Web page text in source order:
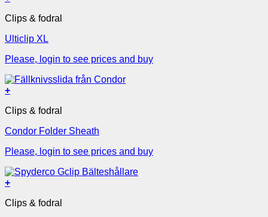
Clips & fodral
Ulticlip XL
Please, login to see prices and buy
+
Clips & fodral
Condor Folder Sheath
Please, login to see prices and buy
+
Clips & fodral